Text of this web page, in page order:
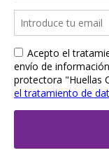
Política de privacidad